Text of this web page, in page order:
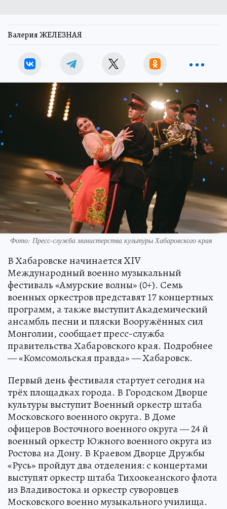
Валерия ЖЕЛЕЗНАЯ
Фото: Пресс-служба министерства культуры Хабаровского края
В Хабаровске начинается XIV
Международный военно музыкальный
фестиваль «Амурские волны» (0+). Семь
военных оркестров представят 17 концертных
программ, а также выступит Академический
ансамбль песни и пляски Вооружённых сил
Монголии, сообщает пресс-служба
правительства Хабаровского края. Подробнее
— «Комсомольская правда» — Хабаровск.
Первый день фестиваля стартует сегодня на
трёх площадках города. В Городском Дворце
культуры выступит Военный оркестр штаба
Московского военного округа. В Доме
офицеров Восточного военного округа — 24 й
военный оркестр Южного военного округа из
Ростова на Дону. В Краевом Дворце Дружбы
«Русь» пройдут два отделения: с концертами
выступят оркестр штаба Тихоокеанского флота
из Владивостока и оркестр суворовцев
Московского военно музыкального училища.